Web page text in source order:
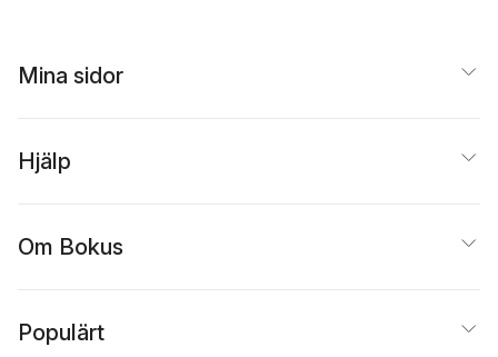
Mina sidor
Hjälp
Om Bokus
Populärt